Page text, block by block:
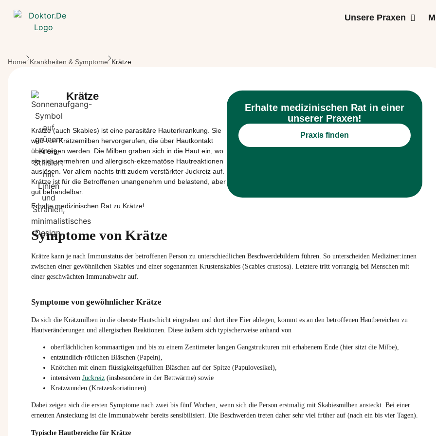
Unsere Praxen
Home Krankheiten & Symptome Krätze
Krätze
Krätze (auch Skabies) ist eine parasitäre Hauterkrankung. Sie
wird vonKrätzemilben hervorgerufen, die über Hautkontakt
übertragen werden. Die Milben graben sich in die Haut ein, wo
sie sich vermehren und allergisch-ekzematöse Hautreaktionen
auslösen. Vor allem nachts tritt zudem verstärkter Juckreiz auf.
Krätze ist für die Betroffenen unangenehm und belastend, aber
gut behandelbar.
Erhalte medizinischen Rat zu Krätze!
Erhalte medizinischen Rat in einer
unserer Praxen!
Praxis finden
Symptome von Krätze
Krätze kann je nach Immunstatus der betroffenen Person zu unterschiedlichen Beschwerdebildern führen. So unterscheiden Mediziner:innen
zwischen einer gewöhnlichen Skabies und einer sogenannten Krustenskabies (Scabies crustosa). Letztere tritt vorrangig bei Menschen mit
einer geschwächten Immunabwehr auf.
Symptome von gewöhnlicher Krätze
Da sich die Krätzmilben in die oberste Hautschicht eingraben und dort ihre Eier ablegen, kommt es an den betroffenen Hautbereichen zu
Hautveränderungen und allergischen Reaktionen. Diese äußern sich typischerweise anhand von
oberflächlichen kommaartigen und bis zu einem Zentimeter langen Gangstrukturen mit erhabenem Ende (hier sitzt die Milbe),
entzündlich-rötlichen Bläschen (Papeln),
Knötchen mit einem flüssigkeitsgefüllten Bläschen auf der Spitze (Papulovesikel),
intensivem Juckreiz (insbesondere in der Bettwärme) sowie
Kratzwunden (Kratzexkoriationen).
Dabei zeigen sich die ersten Symptome nach zwei bis fünf Wochen, wenn sich die Person erstmalig mit Skabiesmilben ansteckt. Bei einer
erneuten Ansteckung ist die Immunabwehr bereits sensibilisiert. Die Beschwerden treten daher sehr viel früher auf (nach ein bis vier Tagen).
Typische Hautbereiche für Krätze